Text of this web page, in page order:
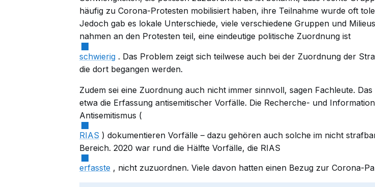
häufig zu Corona-Protesten mobilisiert haben, ihre Teilnahme wurde oft
Jedoch gab es lokale Unterschiede, viele verschiedene Gruppen und Milieus
nahmen an den Protesten teil, eine eindeutige politische Zuordnung ist
schwierig . Das Problem zeigt sich teilwese auch bei der Zuordnung der
die dort begangen werden.
Zudem sei eine Zuordnung auch nicht immer sinnvoll, sagen Fachleute. Das
etwa die Erfassung antisemitischer Vorfälle. Die Recherche- und
Antisemitismus (
RIAS ) dokumentieren Vorfälle – dazu gehören auch solche im nicht
Bereich. 2020 war rund die Hälfte Vorfälle, die RIAS
erfasste , nicht zuzuordnen. Viele davon hatten einen Bezug zur Corona-